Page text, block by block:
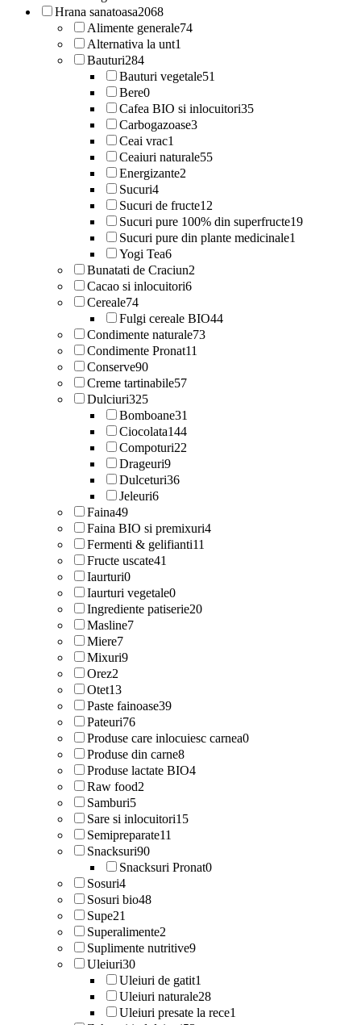
Hrana sanatoasa2068
Alimente generale74
Alternativa la unt1
Bauturi284
Bauturi vegetale51
Bere0
Cafea BIO si inlocuitori35
Carbogazoase3
Ceai vrac1
Ceaiuri naturale55
Energizante2
Sucuri4
Sucuri de fructe12
Sucuri pure 100% din superfructe19
Sucuri pure din plante medicinale1
Yogi Tea6
Bunatati de Craciun2
Cacao si inlocuitori6
Cereale74
Fulgi cereale BIO44
Condimente naturale73
Condimente Pronat11
Conserve90
Creme tartinabile57
Dulciuri325
Bomboane31
Ciocolata144
Compoturi22
Drageuri9
Dulceturi36
Jeleuri6
Faina49
Faina BIO si premixuri4
Fermenti & gelifianti11
Fructe uscate41
Iaurturi0
Iaurturi vegetale0
Ingrediente patiserie20
Masline7
Miere7
Mixuri9
Orez2
Otet13
Paste fainoase39
Pateuri76
Produse care inlocuiesc carnea0
Produse din carne8
Produse lactate BIO4
Raw food2
Samburi5
Sare si inlocuitori15
Semipreparate11
Snacksuri90
Snacksuri Pronat0
Sosuri4
Sosuri bio48
Supe21
Superalimente2
Suplimente nutritive9
Uleiuri30
Uleiuri de gatit1
Uleiuri naturale28
Uleiuri presate la rece1